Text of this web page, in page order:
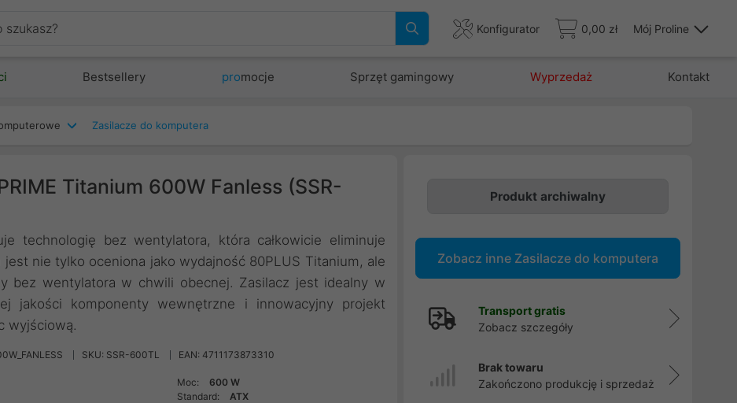
Konfigurator 0,00 zł Mój Proline
Bestsellery promocje Sprzęt gamingowy Wyprzedaż Kontakt
Zasilacze do komputera
Titanium 600W Fanless (SSR-
technologię bez wentylatora, która całkowicie eliminuje
jest nie tylko oceniona jako wydajność 80PLUS Titanium, ale
bez wentylatora w chwili obecnej. Zasilacz jest idealny w
jakości komponenty wewnętrzne i innowacyjny projekt
wyjściową.
SKU: SSR-600TL EAN: 4711173873310
Moc:
600 W
Standard:
ATX
Produkt archiwalny
Zobacz inne Zasilacze do komputera
Transport gratis
Zobacz szczegóły
Brak towaru
Zakończono produkcję i sprzedaż